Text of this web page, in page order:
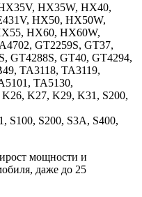
HX35W, HX40,
HX50, HX50W,
HX60, HX60W,
GT2259S, GT37,
GT4288S, GT40, GT4294,
TA3118, TA3119,
TA5130,
K27, K29, K31, S200,
S100, S200, S3A, S400,
мощности и
даже до 25